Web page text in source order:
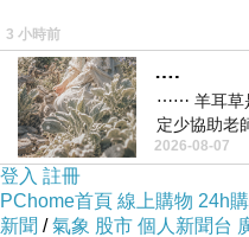
接著開始瀏覽一下菜單，雖然說
3 小時前
….
⋯⋯ 羊耳草
定少協助老
不是我的工
2026-08-07
登入 註冊
PChome首頁 線上購物 24h
新聞 /氣象 股市 個人新聞台